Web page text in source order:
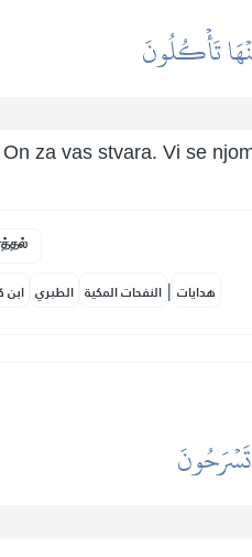
تَأۡكُلُونَ
za vas stvara. Vi se
ابن الطبري النفحات المكية | هدايات